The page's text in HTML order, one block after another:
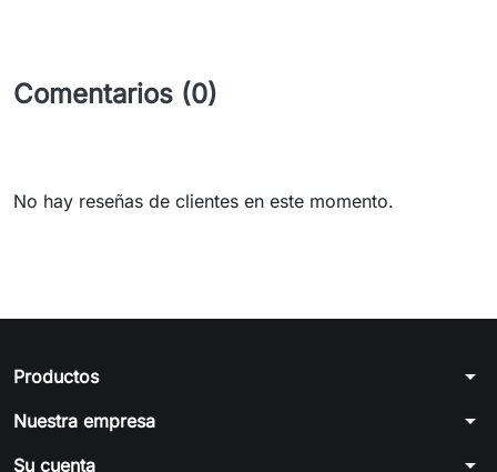
Comentarios (0)
No hay reseñas de clientes en este momento.
Productos arrow_drop_down
Nuestra empresa arrow_drop_down
Su cuenta arrow_drop_down